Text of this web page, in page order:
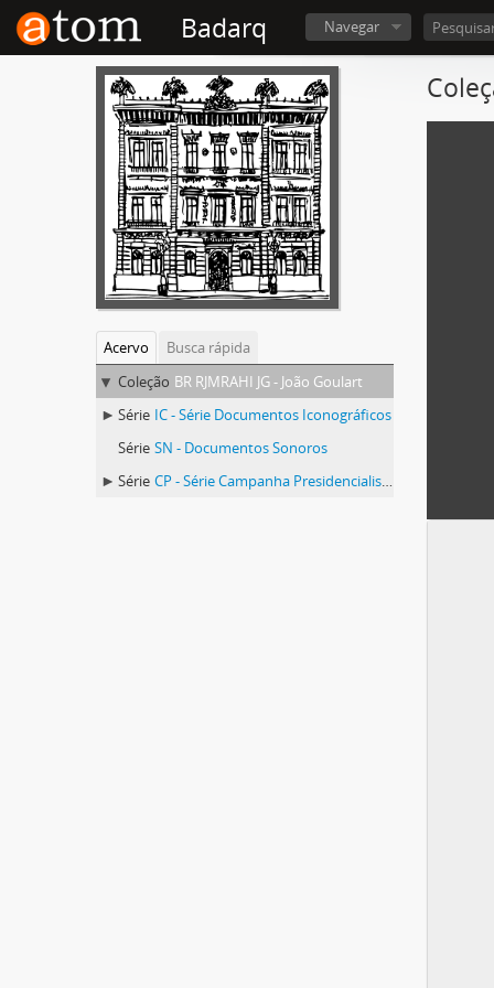
Badarq Navegar
Acervo
Busca rápida
Coleção BR RJMRAHI JG - João Goulart
Série IC - Série Documentos Iconográficos
Série SN - Documentos Sonoros
Série CP - Série Campanha Presidencialista de João Goulart e Juscelino Kubitscheck